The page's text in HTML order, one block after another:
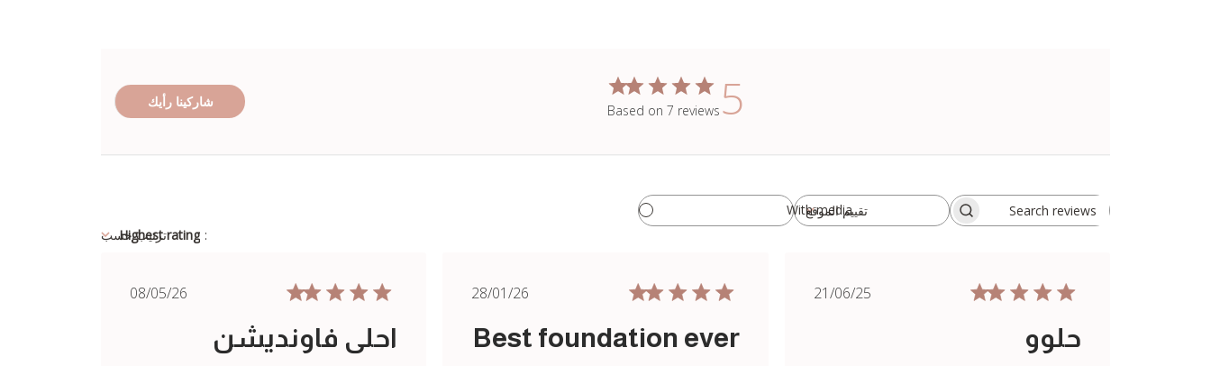
5
Based on 7 reviews
شاركينا رأيك
Search
تقييم الموقع
With media
ترتيب حسب
:
Highest rating
Published08/05/26
احلى فاونديشن
Published28/01/26
Best foundation ever
Published21/06/25
حلوو